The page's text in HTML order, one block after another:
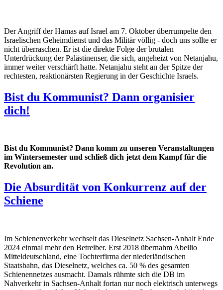
Der Angriff der Hamas auf Israel am 7. Oktober überrumpelte den
Israelischen Geheimdienst und das Militär völlig - doch uns sollte er
nicht überraschen. Er ist die direkte Folge der brutalen
Unterdrückung der Palästinenser, die sich, angeheizt von Netanjahu,
immer weiter verschärft hatte. Netanjahu steht an der Spitze der
rechtesten, reaktionärsten Regierung in der Geschichte Israels.
Bist du Kommunist? Dann organisier
dich!
Bist du Kommunist? Dann komm zu unseren Veranstaltungen
im Wintersemester und schließ dich jetzt dem Kampf für die
Revolution an.
Die Absurdität von Konkurrenz auf der
Schiene
Im Schienenverkehr wechselt das Dieselnetz Sachsen-Anhalt Ende
2024 einmal mehr den Betreiber. Erst 2018 übernahm Abellio
Mitteldeutschland, eine Tochterfirma der niederländischen
Staatsbahn, das Dieselnetz, welches ca. 50 % des gesamten
Schienennetzes ausmacht. Damals rühmte sich die DB im
Nahverkehr in Sachsen-Anhalt fortan nur noch elektrisch unterwegs